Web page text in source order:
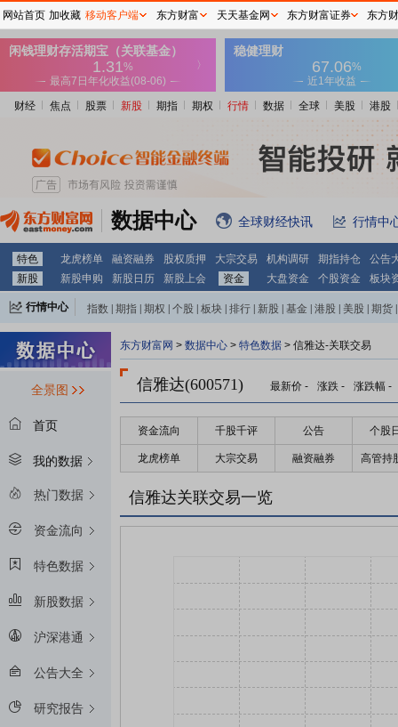
财经 焦点 股票 新股 期指 期权 行情 数据 全球 美股 港股
数据中心 全球财经快讯 行情中
特色 龙虎榜单 融资融券 股权质押 大宗交易 机构调研 期指持仓
公告
新股
新股申购 新股日历 新股上会 资金 大盘资金 个股资金 板块
行情中心 指数 期指 期权 个股 板块 排行 新股 基金 港股 美股 期货
全景图
首页
我的数据
热门数据
资金流向
特色数据
新股数据
沪深港通
公告大全
研究报告
东方财富网 > 数据中心 > 特色数据 > 信雅达-关联交易
信雅达(600571) 最新价 - 涨跌 - 涨跌幅 -
资金流向 千股千评 公告 个股
龙虎榜单 大宗交易 融资融券 高管持
信雅达关联交易一览
网站首页 加收藏 移动客户端 东方财富 天天基金网 东方财富证券 东方